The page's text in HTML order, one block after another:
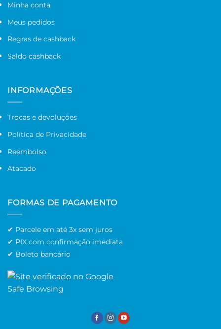
Minha conta
Meus pedidos
Regras de cashback
Saldo cashback
INFORMAÇÕES
Trocas e devoluções
Política de Privacidade
Reembolso
Atacado
FORMAS DE PAGAMENTO
✔ Parcele em até 3x sem juros
✔ PIX com confirmação imediata
✔ Boleto bancário